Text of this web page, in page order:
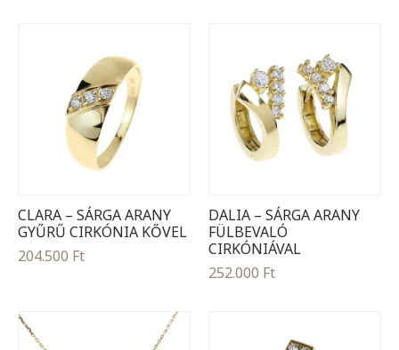
CLARA – SÁRGA ARANY
GYŰRŰ CIRKÓNIA KŐVEL
204.500 Ft
DALIA – SÁRGA ARANY
FÜLBEVALÓ
CIRKÓNIÁVAL
252.000 Ft